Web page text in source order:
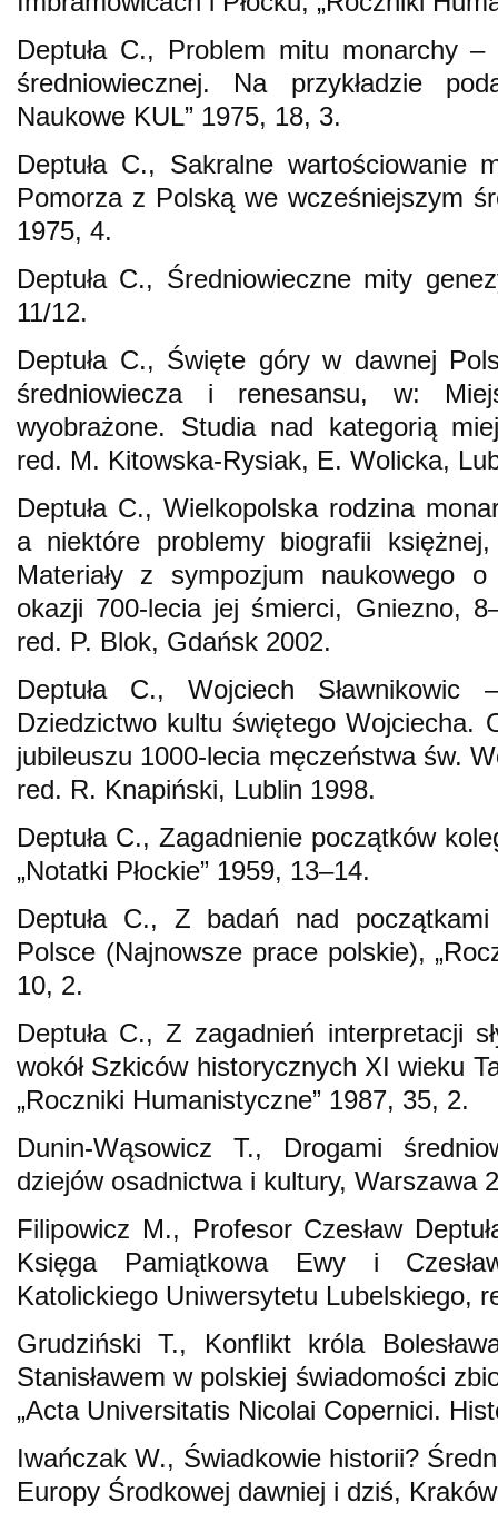
Deptuła C., Problem mitu monarchy
średniowiecznej. Na przykładzie
Naukowe KUL” 1975, 18, 3.
Deptuła C., Sakralne wartościowanie
Pomorza z Polską we wcześniejszym
1975, 4.
Deptuła C., Średniowieczne mity
11/12.
Deptuła C., Święte góry w dawnej
średniowiecza i renesansu, w:
wyobrażone. Studia nad kategorią
red. M. Kitowska-Rysiak, E. Wolicka,
Deptuła C., Wielkopolska rodzina
a niektóre problemy biografii
Materiały z sympozjum naukowego o
okazji 700-lecia jej śmierci, Gniezno,
red. P. Blok, Gdańsk 2002.
Deptuła C., Wojciech
Dziedzictwo kultu świętego Wojciecha.
jubileuszu 1000-lecia męczeństwa św.
red. R. Knapiński, Lublin 1998.
Deptuła C., Zagadnienie początków
„Notatki Płockie” 1959, 13–14.
Deptuła C., Z badań nad
Polsce (Najnowsze prace polskie),
10, 2.
Deptuła C., Z zagadnień interpretacji
wokół Szkiców historycznych XI wieku
„Roczniki Humanistyczne” 1987, 35, 2.
Dunin-Wąsowicz T., Drogami
dziejów osadnictwa i kultury, Warszawa
Filipowicz M., Profesor Czesław
Księga Pamiątkowa Ewy i
Katolickiego Uniwersytetu Lubelskiego,
Grudziński T., Konflikt króla
Stanisławem w polskiej świadomości
„Acta Universitatis Nicolai Copernici.
Iwańczak W., Świadkowie historii?
Europy Środkowej dawniej i dziś,